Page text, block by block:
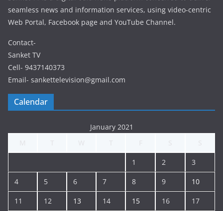
seamless news and information services, using video-centric
Web Portal, Facebook page and YouTube Channel.
Contact-
Sanket TV
Cell- 9437140373
Email- sankettelevision@gmail.com
Calendar
January 2021
1 2 3
4 5 6 7 8 9 10
11 12 13 14 15 16 17